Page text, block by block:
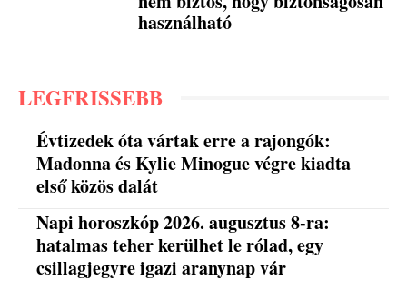
használható
LEGFRISSEBB
Évtizedek óta vártak erre a rajongók:
Madonna és Kylie Minogue végre kiadta
első közös dalát
Napi horoszkóp 2026. augusztus 8-ra:
hatalmas teher kerülhet le rólad, egy
csillagjegyre igazi aranynap vár